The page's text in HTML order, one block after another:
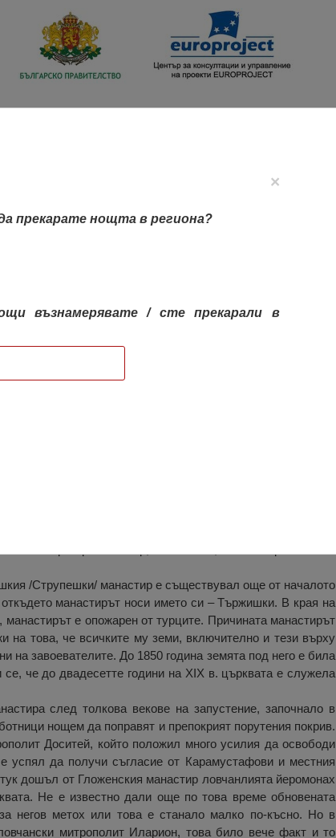
(Струпешки)
част на рида Гола глава в Западния Предбалкан, на
край река Искър, на около 4,5 километра от село
/Струпешки/ манастир е съществувал още от началото
манастирът носи името си – Тържишки. В края на
е опожарен от турците. Причината манастирът
това, че всичките му земи, включително и тези върху
на завоевателите. До 1850 година земята под него е била
че до двадесетте години на XIX в. църквата е служела
след толкова векове на запустение, започнало в
нощем да поправят и препокрият порутения покрив.
Доситей, който положил много усилия да освободи
успял да получи съгласие от Карамустафови и местния
дошъл от Гложенския манастир ловчанлията йеромонах
Не е известно дали още по това време обновената
негов метох или това е станало малко по-късно. Но в
митрополит Иларион, това било вече факт и то
×
прекарате нощта в региона?
възнамерявате / сте прекарали в